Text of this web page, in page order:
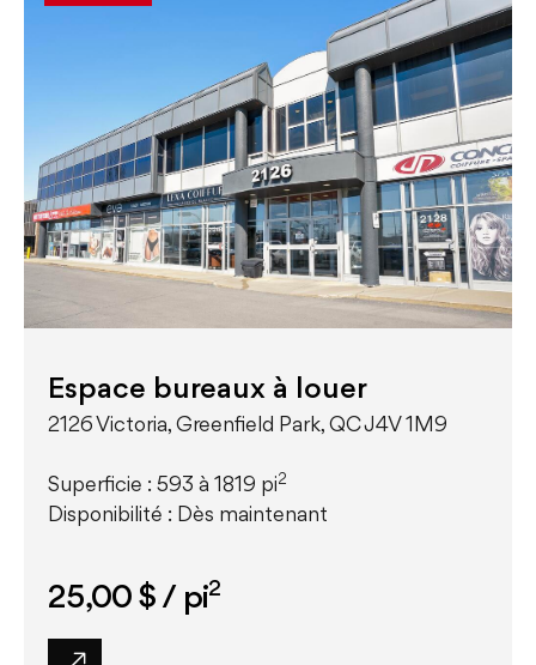
Espace bureaux à louer
2126 Victoria, Greenfield Park, QC J4V 1M9
Superficie : 593 à 1819 pi2
Disponibilité : Dès maintenant
25,00 $/ pi2